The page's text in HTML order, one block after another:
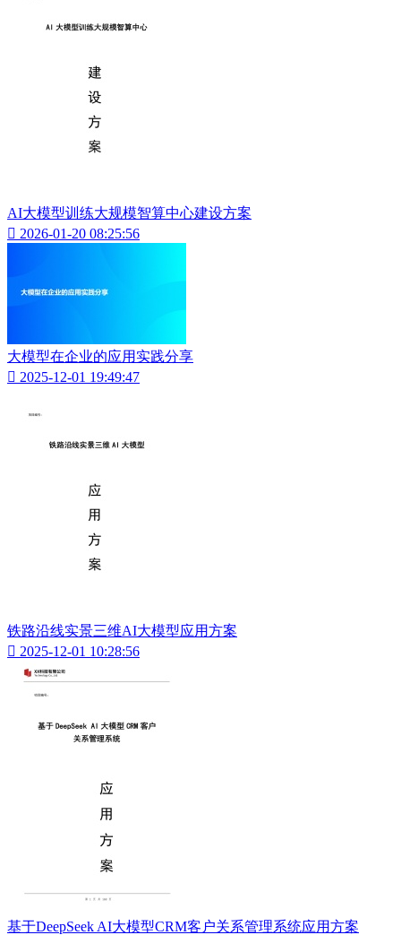
AI大模型训练大规模智算中心建设方案
 2026-01-20 08:25:56
大模型在企业的应用实践分享
 2025-12-01 19:49:47
铁路沿线实景三维AI大模型应用方案
 2025-12-01 10:28:56
基于DeepSeek AI大模型CRM客户关系管理系统应用方案